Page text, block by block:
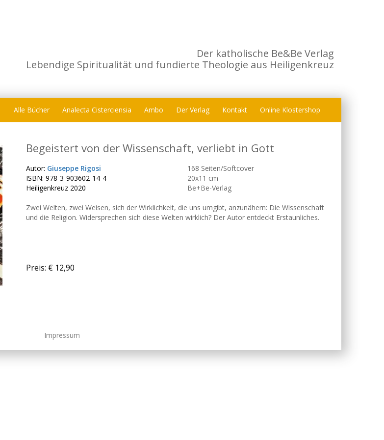
Der katholische Be&Be Verlag
Lebendige Spiritualität und fundierte Theologie aus Heiligenkreuz
Alle Bücher Analecta Cisterciensia Ambo Der Verlag Kontakt Online Klostershop
Begeistert von der Wissenschaft, verliebt in Gott
Autor: Giuseppe Rigosi
ISBN: 978-3-903602-14-4
Heiligenkreuz 2020
168 Seiten/Softcover
20x11 cm
Be+Be-Verlag
Zwei Welten, zwei Weisen, sich der Wirklichkeit, die uns umgibt, anzunähern: Die Wissenschaft
und die Religion. Widersprechen sich diese Welten wirklich? Der Autor entdeckt Erstaunliches.
Preis: € 12,90
Impressum